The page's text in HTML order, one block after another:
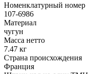
Номенклатурный номер
107-6986
Материал
чугун
Масса нетто
7.47 кг
Страна происхождения
Франция